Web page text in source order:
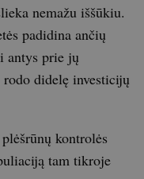
nemažu iššūkiu.
padidina ančių
antys prie jų
didelę investicijų
kontrolės
tam tikroje